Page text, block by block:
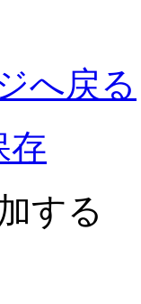
へ戻る
存
する